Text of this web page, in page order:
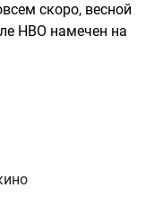
скоро, весной
HBO намечен на